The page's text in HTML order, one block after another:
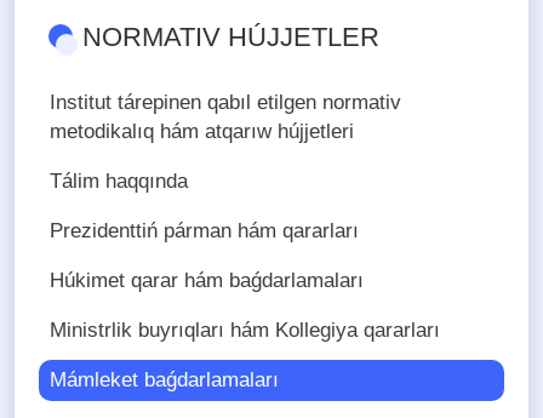
NORMATIV HÚJJETLER
Institut tárepinen qabıl etilgen normativ
metodikalıq hám atqarıw hújjetleri
Tálim haqqında
Prezidenttiń párman hám qararları
Húkimet qarar hám baǵdarlamaları
Ministrlik buyrıqları hám Kollegiya qararları
Mámleket baǵdarlamaları